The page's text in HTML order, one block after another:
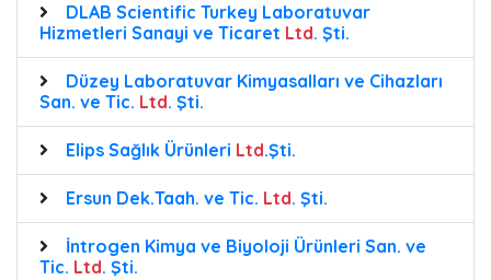
DLAB Scientific Turkey Laboratuvar
Hizmetleri Sanayi ve Ticaret Ltd. Şti.
Düzey Laboratuvar Kimyasalları ve Cihazları
San. ve Tic. Ltd. Şti.
Elips Sağlık Ürünleri Ltd.Şti.
Ersun Dek.Taah. ve Tic. Ltd. Şti.
İntrogen Kimya ve Biyoloji Ürünleri San. ve
Tic. Ltd. Şti.